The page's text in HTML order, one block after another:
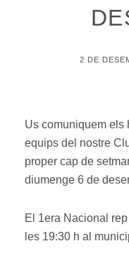
POSTED
2 DE
Us comuniquem els
equips del nostre
proper cap de
diumenge 6 de
El 1era Nacional
les 19:30 h al